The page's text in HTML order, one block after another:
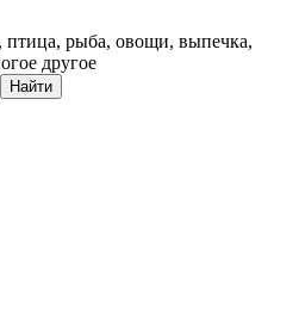
рыба, овощи, выпечка,
другое